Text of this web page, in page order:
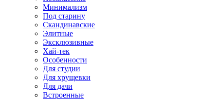
Минимализм
Под старину
Скандинавские
Элитные
Эксклюзивные
Хай-тек
Особенности
Для студии
Для хрущевки
Для дачи
Встроенные